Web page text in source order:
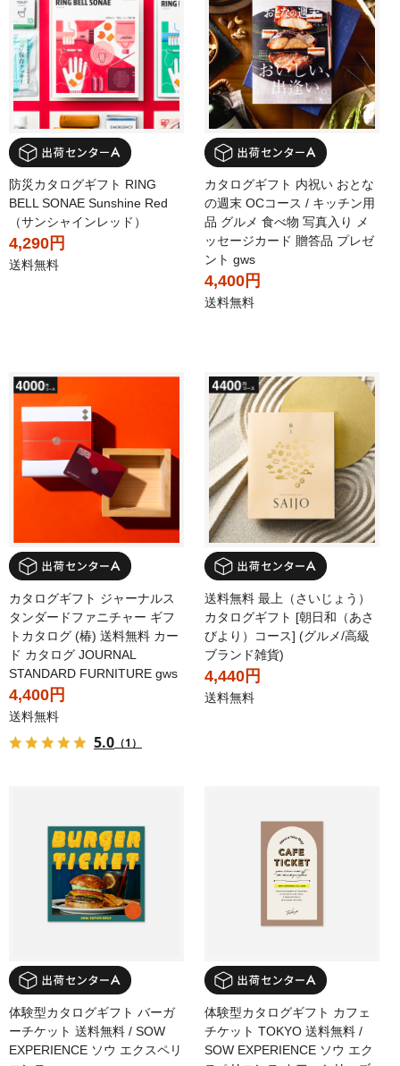
防災カタログギフト RING
BELL SONAE Sunshine Red
（サンシャインレッド）
4,290円
送料無料
カタログギフト 内祝い おとな
の週末 OCコース / キッチン用
品 グルメ 食べ物 写真入り メ
ッセージカード 贈答品 プレゼ
ント gws
4,400円
送料無料
カタログギフト ジャーナルス
タンダードファニチャー ギフ
トカタログ (椿) 送料無料 カー
ド カタログ JOURNAL
STANDARD FURNITURE gws
4,400円
送料無料
5.0 （1）
送料無料 最上（さいじょう）
カタログギフト [朝日和（あさ
びより）コース] (グルメ/高級
ブランド雑貨)
4,440円
送料無料
体験型カタログギフト バーガ
ーチケット 送料無料 / SOW
EXPERIENCE ソウ エクスペリ
体験型カタログギフト カフェ
チケット TOKYO 送料無料 /
SOW EXPERIENCE ソウ エク